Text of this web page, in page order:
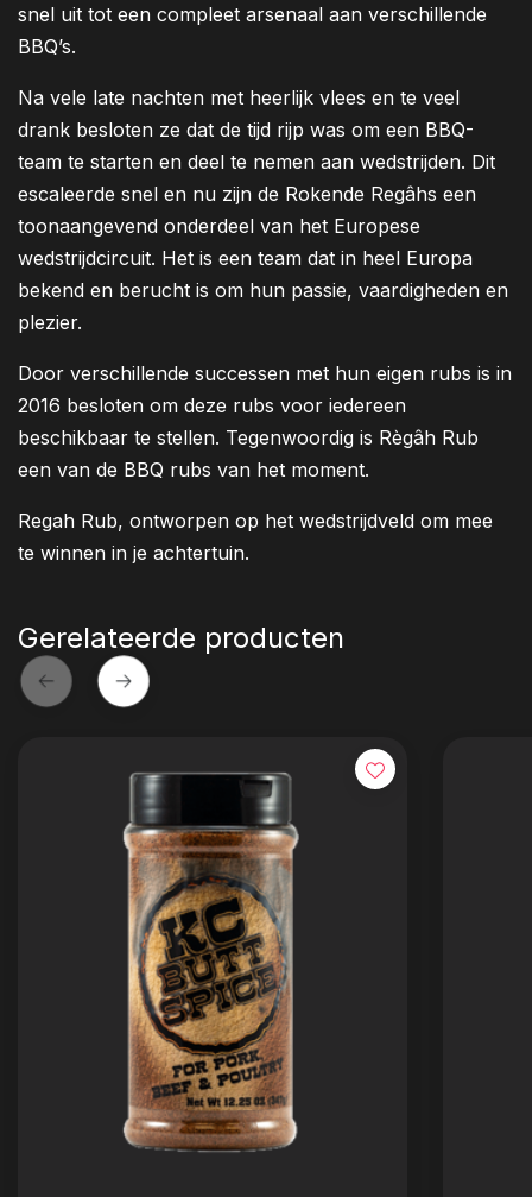
snel uit tot een compleet arsenaal aan verschillende
BBQ’s.
Na vele late nachten met heerlijk vlees en te veel
drank besloten ze dat de tijd rijp was om een BBQ-
team te starten en deel te nemen aan wedstrijden. Dit
escaleerde snel en nu zijn de Rokende Regâhs een
toonaangevend onderdeel van het Europese
wedstrijdcircuit. Het is een team dat in heel Europa
bekend en berucht is om hun passie, vaardigheden en
plezier.
Door verschillende successen met hun eigen rubs is in
2016 besloten om deze rubs voor iedereen
beschikbaar te stellen. Tegenwoordig is Règâh Rub
een van de BBQ rubs van het moment.
Regah Rub, ontworpen op het wedstrijdveld om mee
te winnen in je achtertuin.
Gerelateerde producten